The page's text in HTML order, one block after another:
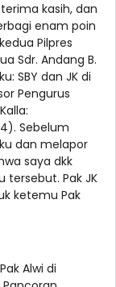
kasih, dan
enam poin
Pilpres
Sdr. Andang B.
SBY dan JK di
Pengurus
Sebelum
dan melapor
saya dkk
Pak JK
ketemu Pak
Alwi di